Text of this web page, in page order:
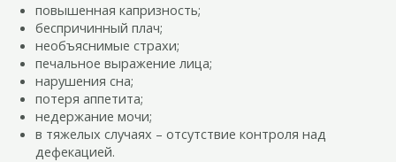
повышенная капризность;
беспричинный плач;
необъяснимые страхи;
печальное выражение лица;
нарушения сна;
потеря аппетита;
недержание мочи;
в тяжелых случаях – отсутствие контроля над
дефекацией.